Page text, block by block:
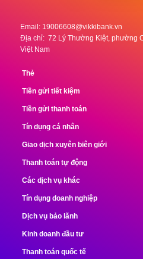
Email: 19006608@vikkibank.vn
Địa chỉ: 72 Lý Thường Kiệt, phường
Việt Nam
Thẻ
Tiền gửi tiết kiệm
Tiền gửi thanh toán
Tín dụng cá nhân
Giao dịch xuyên biên giới
Thanh toán tự động
Các dịch vụ khác
Tín dụng doanh nghiệp
Dịch vụ bảo lãnh
Kinh doanh đầu tư
Thanh toán quốc tế